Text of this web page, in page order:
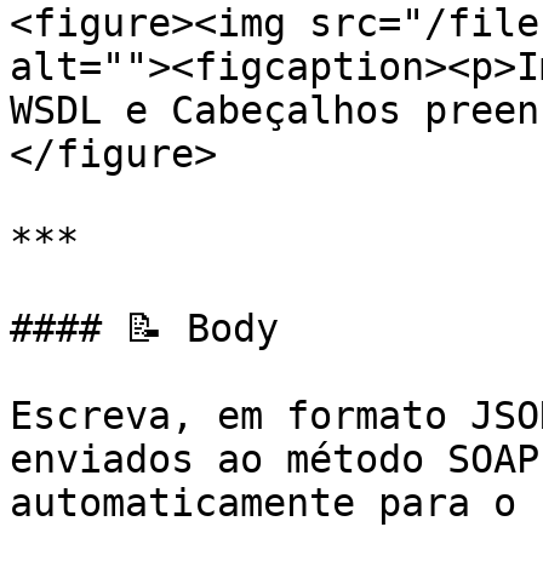
<figure><img src="/files/
WSDL e Cabeçalhos
</figure>
***
#### 📝 Body
Escreva, em formato
enviados ao método
automaticamente para o